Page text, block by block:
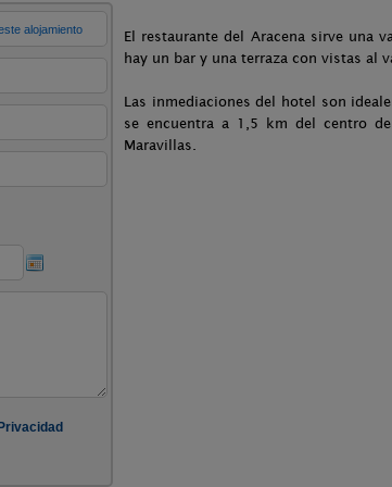
El restaurante del Aracena sirve una
hay un bar y una terraza con vistas al
Las inmediaciones del hotel son
se encuentra a 1,5 km del centro
Maravillas.